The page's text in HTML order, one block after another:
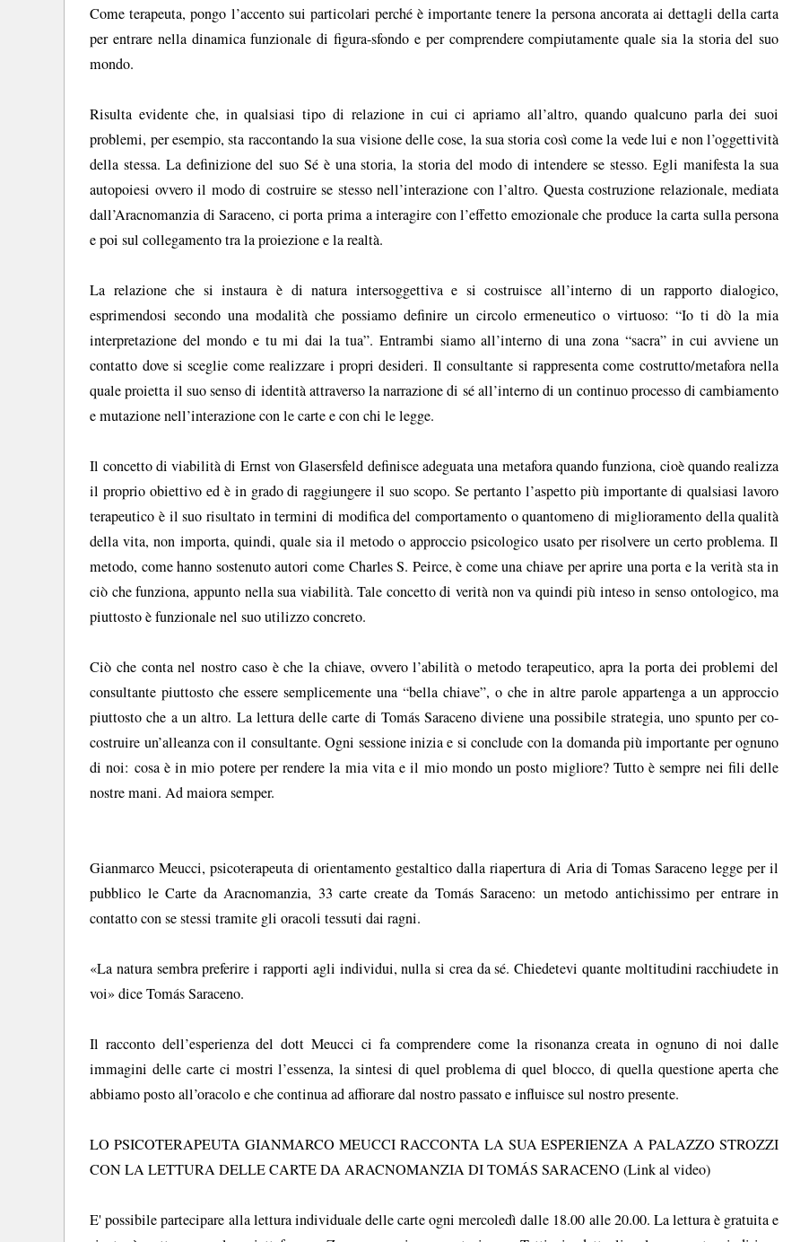
Come terapeuta, pongo l’accento sui particolari perché è importante tenere la persona ancorata ai dettagli della carta
per entrare nella dinamica funzionale di figura-sfondo e per comprendere compiutamente quale sia la storia del suo
mondo.
Risulta evidente che, in qualsiasi tipo di relazione in cui ci apriamo all’altro, quando qualcuno parla dei suoi
problemi, per esempio, sta raccontando la sua visione delle cose, la sua storia così come la vede lui e non l’oggettività
della stessa. La definizione del suo Sé è una storia, la storia del modo di intendere se stesso. Egli manifesta la sua
autopoiesi ovvero il modo di costruire se stesso nell’interazione con l’altro. Questa costruzione relazionale, mediata
dall’Aracnomanzia di Saraceno, ci porta prima a interagire con l’effetto emozionale che produce la carta sulla persona
e poi sul collegamento tra la proiezione e la realtà.
La relazione che si instaura è di natura intersoggettiva e si costruisce all’interno di un rapporto dialogico,
esprimendosi secondo una modalità che possiamo definire un circolo ermeneutico o virtuoso: “Io ti dò la mia
interpretazione del mondo e tu mi dai la tua”. Entrambi siamo all’interno di una zona “sacra” in cui avviene un
contatto dove si sceglie come realizzare i propri desideri. Il consultante si rappresenta come costrutto/metafora nella
quale proietta il suo senso di identità attraverso la narrazione di sé all’interno di un continuo processo di cambiamento
e mutazione nell’interazione con le carte e con chi le legge.
Il concetto di viabilità di Ernst von Glasersfeld definisce adeguata una metafora quando funziona, cioè quando realizza
il proprio obiettivo ed è in grado di raggiungere il suo scopo. Se pertanto l’aspetto più importante di qualsiasi lavoro
terapeutico è il suo risultato in termini di modifica del comportamento o quantomeno di miglioramento della qualità
della vita, non importa, quindi, quale sia il metodo o approccio psicologico usato per risolvere un certo problema. Il
metodo, come hanno sostenuto autori come Charles S. Peirce, è come una chiave per aprire una porta e la verità sta in
ciò che funziona, appunto nella sua viabilità. Tale concetto di verità non va quindi più inteso in senso ontologico, ma
piuttosto è funzionale nel suo utilizzo concreto.
Ciò che conta nel nostro caso è che la chiave, ovvero l’abilità o metodo terapeutico, apra la porta dei problemi del
consultante piuttosto che essere semplicemente una “bella chiave”, o che in altre parole appartenga a un approccio
piuttosto che a un altro. La lettura delle carte di Tomás Saraceno diviene una possibile strategia, uno spunto per co-
costruire un’alleanza con il consultante. Ogni sessione inizia e si conclude con la domanda più importante per ognuno
di noi: cosa è in mio potere per rendere la mia vita e il mio mondo un posto migliore? Tutto è sempre nei fili delle
nostre mani. Ad maiora semper.
Gianmarco Meucci, psicoterapeuta di orientamento gestaltico dalla riapertura di Aria di Tomas Saraceno legge per il
pubblico le Carte da Aracnomanzia, 33 carte create da Tomás Saraceno: un metodo antichissimo per entrare in
contatto con se stessi tramite gli oracoli tessuti dai ragni.
«La natura sembra preferire i rapporti agli individui, nulla si crea da sé. Chiedetevi quante moltitudini racchiudete in
voi» dice Tomás Saraceno.
Il racconto dell’esperienza del dott Meucci ci fa comprendere come la risonanza creata in ognuno di noi dalle
immagini delle carte ci mostri l’essenza, la sintesi di quel problema di quel blocco, di quella questione aperta che
abbiamo posto all’oracolo e che continua ad affiorare dal nostro passato e influisce sul nostro presente.
LO PSICOTERAPEUTA GIANMARCO MEUCCI RACCONTA LA SUA ESPERIENZA A PALAZZO STROZZI
CON LA LETTURA DELLE CARTE DA ARACNOMANZIA DI TOMÁS SARACENO (Link al video)
E' possibile partecipare alla lettura individuale delle carte ogni mercoledì dalle 18.00 alle 20.00. La lettura è gratuita e